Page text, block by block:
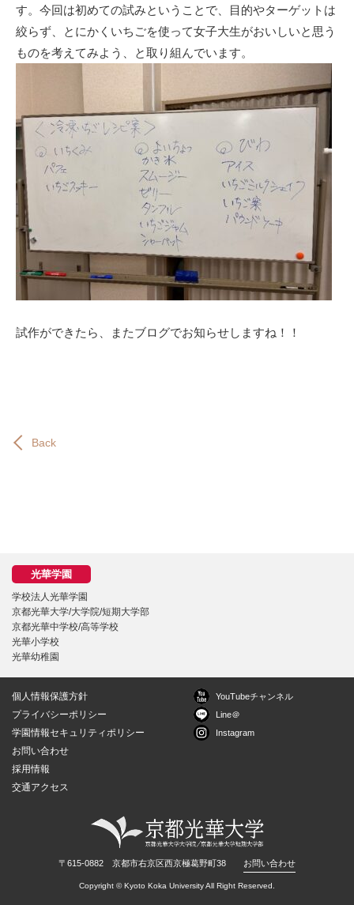
す。今回は初めての試みということで、目的やターゲットは
絞らず、とにかくいちごを使って女子大生がおいしいと思う
ものを考えてみよう、と取り組んでいます。
試作ができたら、またブログでお知らせしますね！！
Back
学校法人光華学園
京都光華大学/大学院/短期大学部
京都光華中学校/高等学校
光華小学校
光華幼稚園
個人情報保護方針
プライバシーポリシー
学園情報セキュリティポリシー
お問い合わせ
採用情報
交通アクセス
YouTubeチャンネル
Line＠
Instagram
〒615-0882 京都市右京区西京極葛野町38 お問い合わせ
Copyright © Kyoto Koka University All Right Reserved.